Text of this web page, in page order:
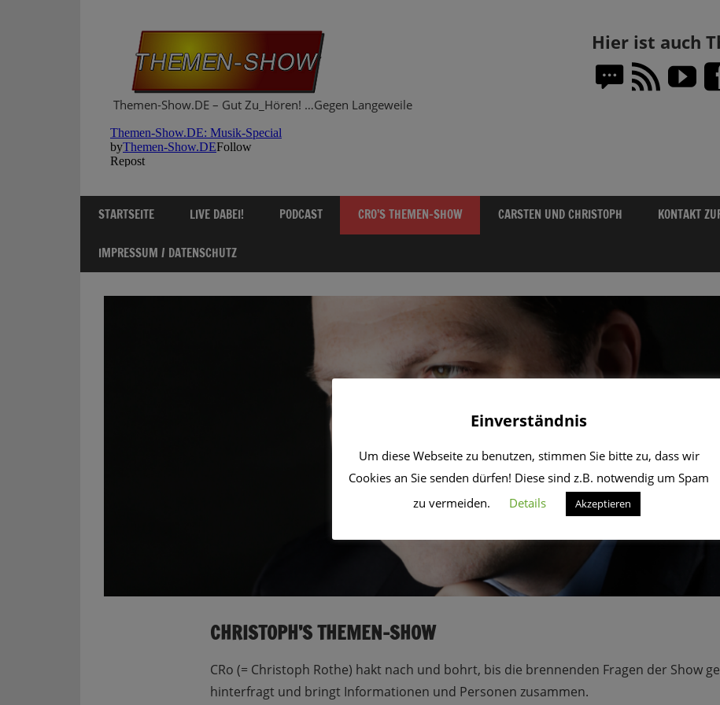
Themen-Show.DE – Gut Zu_Hören! …Gegen Langeweile
Hier ist auch
STARTSEITE LIVE DABEI! PODCAST CRO’S THEMEN-SHOW CARSTEN UND CHRISTOPH KONTAKT
IMPRESSUM / DATENSCHUTZ
CHRISTOPH’S THEMEN-SHOW
CRo (= Christoph Rothe) hakt nach und bohrt, bis die brennenden Fragen der Show
hinterfragt und bringt Informationen und Personen zusammen.
Einverständnis
Um diese Webseite zu benutzen, stimmen Sie bitte zu, dass wir
Cookies an Sie senden dürfen! Diese sind z.B. notwendig um Spam
zu vermeiden.
Details Akzeptieren